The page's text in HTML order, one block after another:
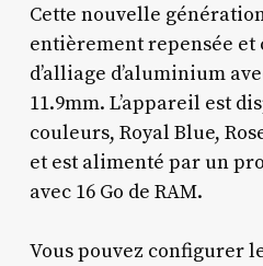
Cette nouvelle
entièrement repensée
d’alliage d’aluminium
11.9mm. L’appareil est
couleurs, Royal Blue,
et est alimenté par un
avec 16 Go de RAM.
Vous pouvez configurer